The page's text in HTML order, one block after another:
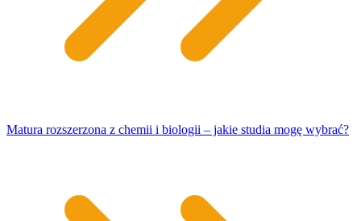
Matura rozszerzona z chemii i biologii – jakie studia mogę wybrać?